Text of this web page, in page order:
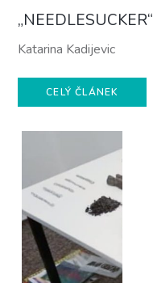
„NEEDLESUCKER“
Katarina Kadijevic
CELÝ ČLÁNEK